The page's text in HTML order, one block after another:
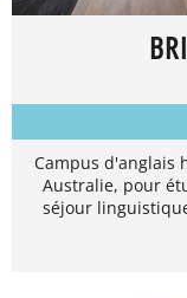
Campus d'anglais
Australie, pour
séjour